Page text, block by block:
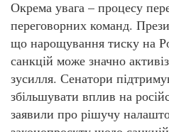
Окрема увага – процесу
переговорних команд.
що нарощування тиску на
санкцій може значно
зусилля. Сенатори
збільшувати вплив на
заявили про рішучу